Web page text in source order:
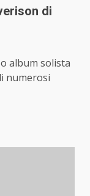
di
album solista
numerosi